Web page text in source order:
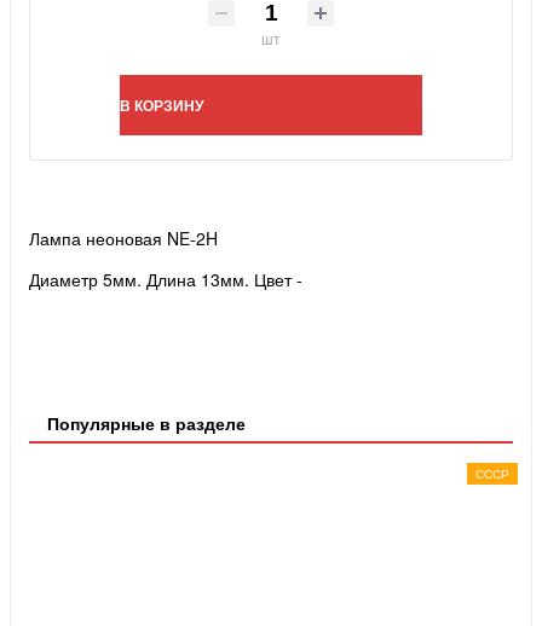
шт
В КОРЗИНУ
Лампа неоновая NE-2H
Диаметр 5мм. Длина 13мм. Цвет -
Популярные в разделе
СССР